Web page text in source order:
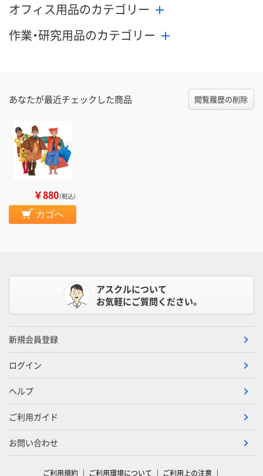
オフィス用品のカテゴリー
作業・研究用品のカテゴリー
あなたが最近チェックした商品 閲覧履歴の削除
￥880（税込）
カゴへ
アスクルについて
お気軽にご質問ください。
新規会員登録
ログイン
ヘルプ
ご利用ガイド
お問い合わせ
ご利用規約 ご利用環境について ご利用上の注意